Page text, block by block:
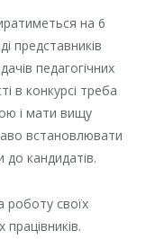
на 6
представників
педагогічних
в конкурсі треба
і мати вищу
встановлювати
до кандидатів.
роботу своїх
працівників.